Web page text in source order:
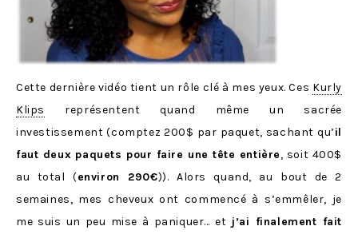
Cette dernière vidéo tient un rôle clé à mes yeux. Ces Kurly
Klips
représentent quand même un sacrée
investissement (comptez 200$ par paquet, sachant qu’il
faut deux paquets pour faire une tête entière, soit 400$
au total (environ 290€)). Alors quand, au bout de 2
semaines, mes cheveux ont commencé à s’emmêler, je
me suis un peu mise à paniquer… et j’ai finalement fait